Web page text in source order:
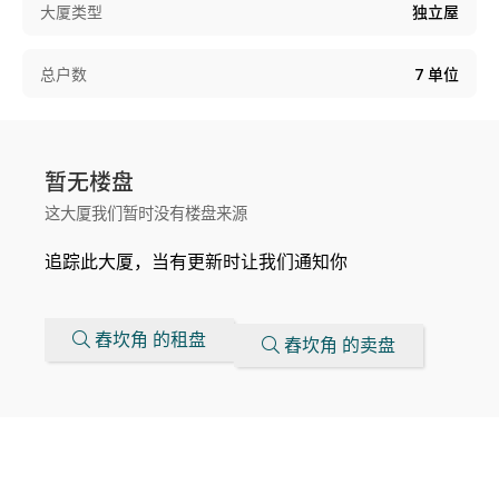
大厦类型 独立屋
总户数 7 单位
暂无楼盘
这大厦我们暂时没有楼盘来源
追踪此大厦，当有更新时让我们通知你
舂坎角 的租盘 舂坎角 的卖盘